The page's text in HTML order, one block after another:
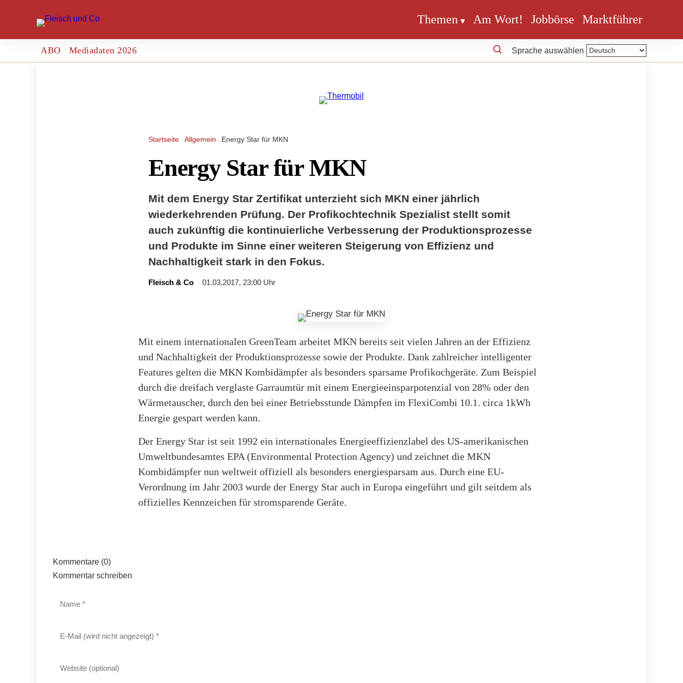
Themen Am Wort! Jobbörse Marktführer
ABO Mediadaten 2026 Sprache auswählen
Startseite Allgemein Energy Star für MKN
Energy Star für MKN
Mit dem Energy Star Zertifikat unterzieht sich MKN einer jährlich
wiederkehrenden Prüfung. Der Profikochtechnik Spezialist stellt somit
auch zukünftig die kontinuierliche Verbesserung der Produktionsprozesse
und Produkte im Sinne einer weiteren Steigerung von Effizienz und
Nachhaltigkeit stark in den Fokus.
Fleisch & Co 01.03.2017, 23:00 Uhr
Mit einem internationalen GreenTeam arbeitet MKN bereits seit vielen Jahren an der Effizienz
und Nachhaltigkeit der Produktionsprozesse sowie der Produkte. Dank zahlreicher intelligenter
Features gelten die MKN Kombidämpfer als besonders sparsame Profikochgeräte. Zum Beispiel
durch die dreifach verglaste Garraumtür mit einem Energieeinsparpotenzial von 28% oder den
Wärmetauscher, durch den bei einer Betriebsstunde Dämpfen im FlexiCombi 10.1. circa 1kWh
Energie gespart werden kann.
Der Energy Star ist seit 1992 ein internationales Energieeffizienzlabel des US-amerikanischen
Umweltbundesamtes EPA (Environmental Protection Agency) und zeichnet die MKN
Kombidämpfer nun weltweit offiziell als besonders energiesparsam aus. Durch eine EU-
Verordnung im Jahr 2003 wurde der Energy Star auch in Europa eingeführt und gilt seitdem als
offizielles Kennzeichen für stromsparende Geräte.
Kommentare (0)
Kommentar schreiben